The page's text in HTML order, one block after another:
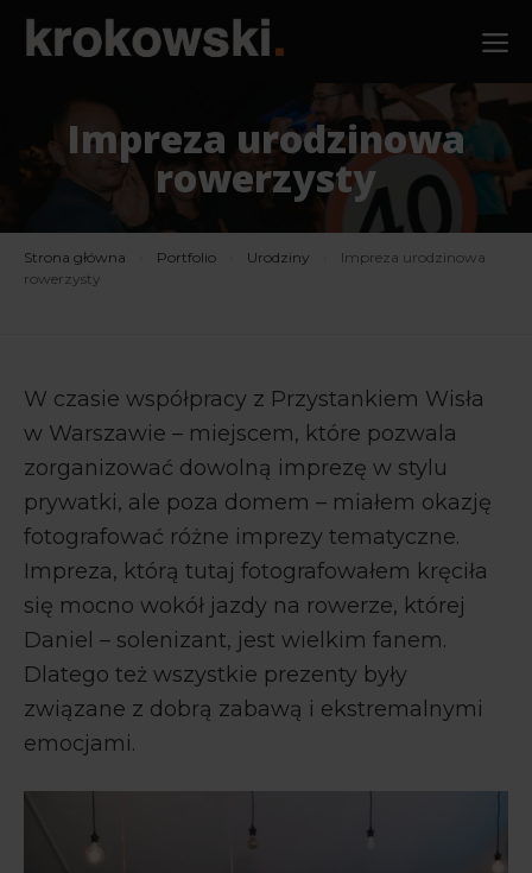
Przejdź
Impreza urodzinowa
rowerzysty
Strona główna Portfolio Urodziny
Impreza urodzinowa
rowerzysty
W czasie współpracy z Przystankiem Wisła
w Warszawie – miejscem, które pozwala
zorganizować dowolną imprezę w stylu
prywatki, ale poza domem – miałem okazję
fotografować różne imprezy tematyczne.
Impreza, którą tutaj fotografowałem kręciła
się mocno wokół jazdy na rowerze, której
Daniel – solenizant, jest wielkim fanem.
Dlatego też wszystkie prezenty były
związane z dobrą zabawą i ekstremalnymi
emocjami.